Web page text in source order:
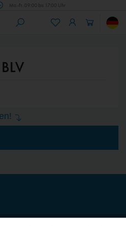
Mo.-Fr. 09:00 bis 17:00 Uhr